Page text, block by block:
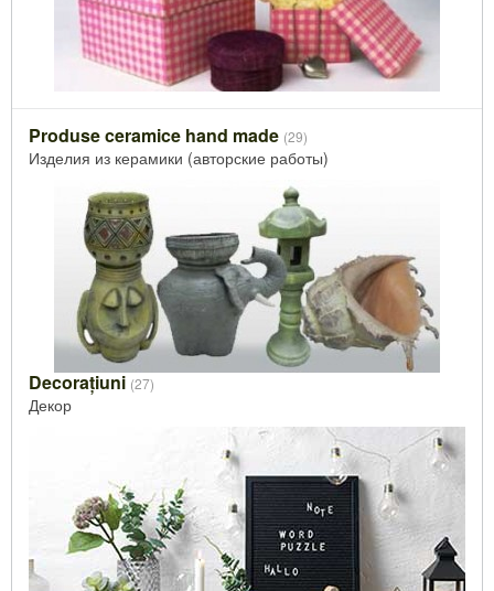
Produse ceramice hand made (29)
Изделия из керамики (авторские работы)
Decorațiuni (27)
Декор